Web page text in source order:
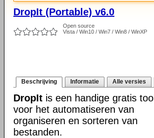
DropIt (Portable) v6.0
Open source
Vista / Win10 / Win7 / Win8 / WinXP
Beschrijving Informatie Alle versies
DropIt is een handige gratis tool
voor het automatiseren van
organiseren en sorteren van
bestanden.